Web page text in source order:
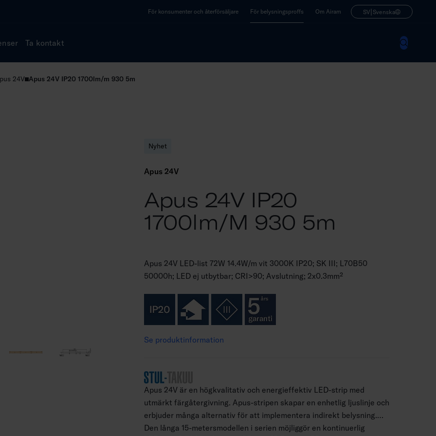
För konsumenter och återförsäljare För belysningsproffs Om Airam SV| Svenska
Ta kontakt
24V Apus 24V IP20 1700lm/m 930 5m
Nyhet
Apus 24V
Apus 24V IP20
1700lm/m 930 5m
Apus 24V LED-list 72W 14.4W/m vit 3000K IP20; SK III; L70B50
50000h; LED ej utbytbar; CRI>90; Avslutning; 2x0.3mm²
Se produktinformation
Apus 24V är en högkvalitativ och energieffektiv LED-strip med
utmärkt färgåtergivning. Apus-stripen skapar en enhetlig ljuslinje och
erbjuder många alternativ för att implementera indirekt belysning.
Den långa 15-metersmodellen i serien möjliggör en kontinuerlig